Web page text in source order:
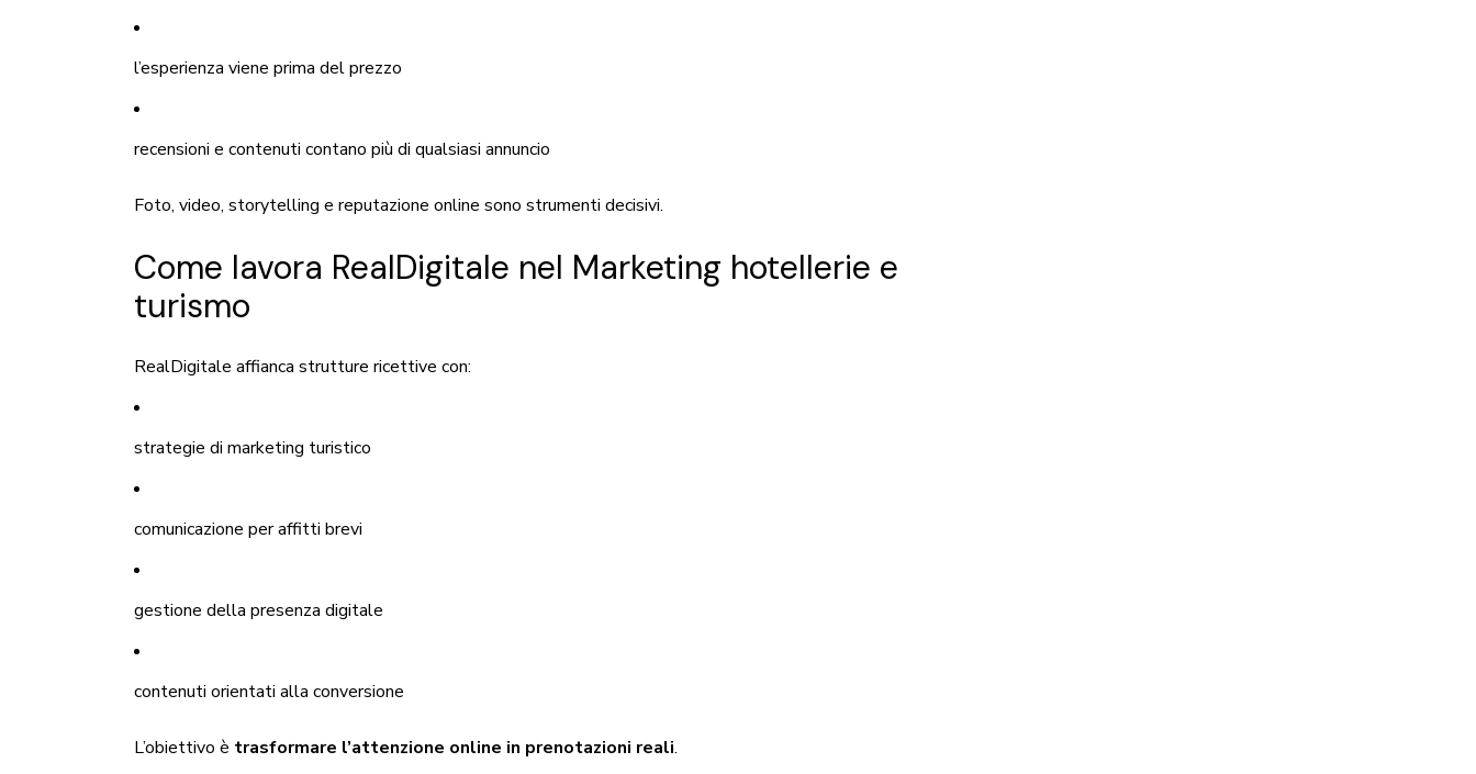
l’esperienza viene prima del prezzo
recensioni e contenuti contano più di qualsiasi annuncio
Foto, video, storytelling e reputazione online sono strumenti decisivi.
Come lavora RealDigitale nel Marketing hotellerie e
turismo
RealDigitale affianca strutture ricettive con:
strategie di marketing turistico
comunicazione per affitti brevi
gestione della presenza digitale
contenuti orientati alla conversione
L’obiettivo è trasformare l’attenzione online in prenotazioni reali.